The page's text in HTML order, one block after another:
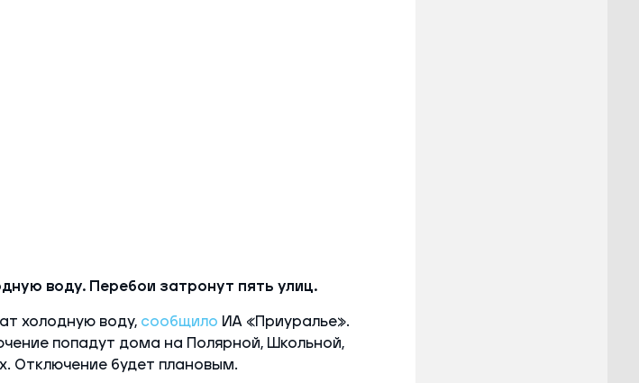
воду. Перебои затронут пять улиц.
холодную воду, сообщило ИА «Приуралье».
попадут дома на Полярной, Школьной,
Отключение будет плановым.